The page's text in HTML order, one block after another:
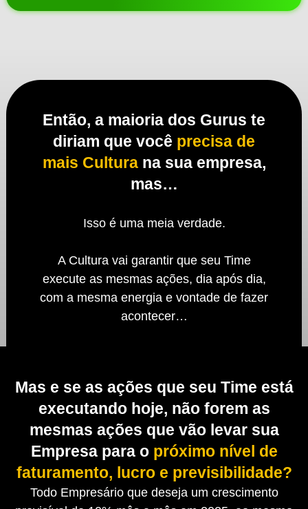
Então, a maioria dos Gurus te
diriam que você precisa de
mais Culturana sua empresa,
mas…
Isso é uma meia verdade.
A Cultura vai garantir que seu Time
execute as mesmas ações, dia após dia,
com a mesma energia e vontade de fazer
acontecer…
Mas e se as ações que seu Time está
executando hoje, não forem as
mesmas ações que vão levar sua
Empresa para o próximo nível de
faturamento, lucro e previsibilidade?
Todo Empresário que deseja um crescimento